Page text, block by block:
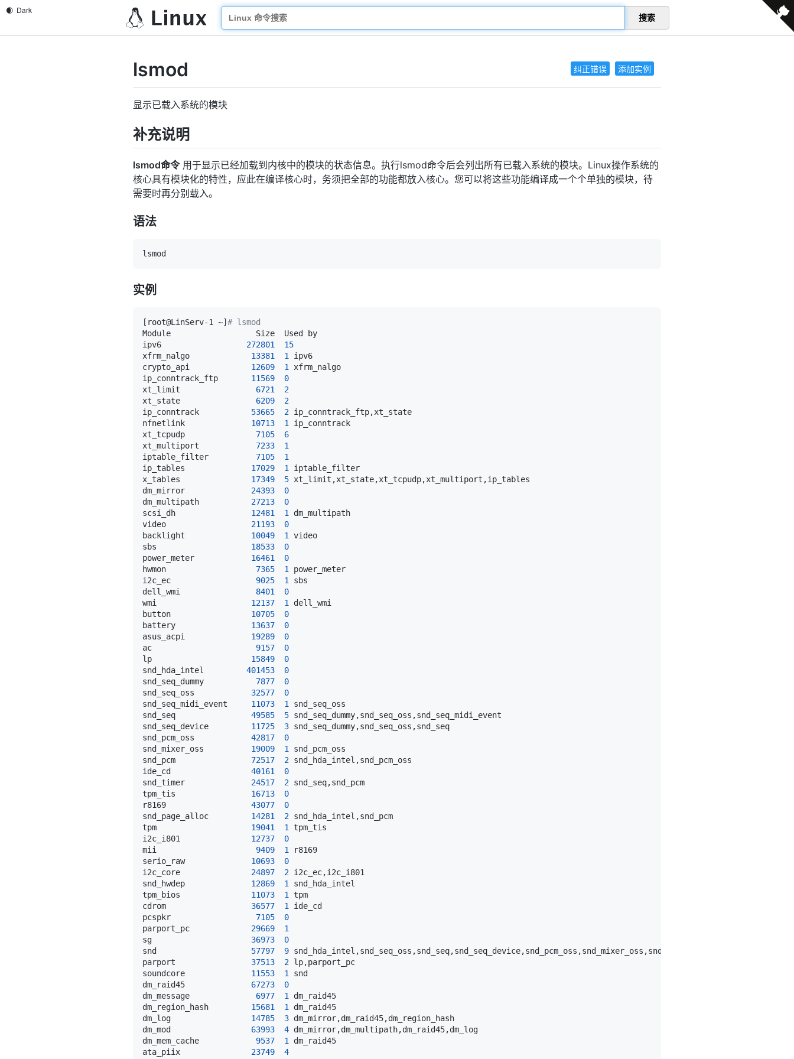
搜索
纠正错误 添加实例
lsmod
显示已载入系统的模块
补充说明
lsmod命令用于显示已经加载到内核中的模块的状态信息。执行lsmod命令后会列出所有已载入系统的模块。Linux操作系统的
核心具有模块化的特性，应此在编译核心时，务须把全部的功能都放入核心。您可以将这些功能编译成一个个单独的模块，待
需要时再分别载入。
语法
实例
[ root@LinServ-1 ~] # lsmod
ipv6 272801
15
xfrm_nalgo 13381 1
crypto_api 12609 1
ip_conntrack_ftp 11569
0
xt_limit 6721
2
xt_state 6209
2
ip_conntrack 53665 2
nfnetlink 10713 1
xt_tcpudp 7105
6
xt_multiport 7233
1
iptable_filter 7105
1
ip_tables 17029 1
x_tables 17349 5
dm_mirror 24393
0
dm_multipath 27213
0
scsi_dh 12481 1
video 21193
0
backlight 10049 1
sbs 18533
0
power_meter 16461
0
hwmon 7365 1
i2c_ec 9025 1
dell_wmi 8401
0
wmi 12137 1
button 10705
0
battery 13637
0
asus_acpi 19289
0
ac 9157
0
lp 15849
0
snd_hda_intel 401453
0
snd_seq_dummy 7877
0
snd_seq_oss 32577
0
snd_seq_midi_event 11073 1
snd_seq 49585 5
snd_seq_device 11725 3
snd_pcm_oss 42817
0
snd_mixer_oss 19009 1
snd_pcm 72517 2
ide_cd 40161
0
snd_timer 24517 2
tpm_tis 16713
0
r8169 43077
0
snd_page_alloc 14281 2
tpm 19041 1
i2c_i801 12737
0
mii 9409 1
serio_raw 10693
0
i2c_core 24897 2
snd_hwdep 12869 1
tpm_bios 11073 1
cdrom 36577 1
pcspkr 7105
0
parport_pc 29669
1
sg 36973
0
snd 57797 9
parport 37513 2
soundcore 11553 1
dm_raid45 67273
0
dm_message 6977 1
dm_region_hash 15681 1
dm_log 14785 3
dm_mod 63993 4
dm_mem_cache 9537 1
ata_piix 23749
4